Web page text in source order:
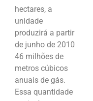
hectares, a
unidade
produzirá a partir
de junho de 2010
46 milhões de
metros cúbicos
anuais de gás.
Essa quantidade